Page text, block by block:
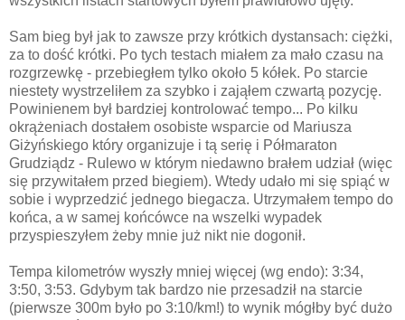
Sam bieg był jak to zawsze przy krótkich dystansach: ciężki,
za to dość krótki. Po tych testach miałem za mało czasu na
rozgrzewkę - przebiegłem tylko około 5 kółek. Po starcie
niestety wystrzeliłem za szybko i zająłem czwartą pozycję.
Powinienem był bardziej kontrolować tempo... Po kilku
okrążeniach dostałem osobiste wsparcie od Mariusza
Giżyńskiego który organizuje i tą serię i Półmaraton
Grudziądz - Rulewo w którym niedawno brałem udział (więc
się przywitałem przed biegiem). Wtedy udało mi się spiąć w
sobie i wyprzedzić jednego biegacza. Utrzymałem tempo do
końca, a w samej końcówce na wszelki wypadek
przyspieszyłem żeby mnie już nikt nie dogonił.
Tempa kilometrów wyszły mniej więcej (wg endo): 3:34,
3:50, 3:53. Gdybym tak bardzo nie przesadził na starcie
(pierwsze 300m było po 3:10/km!) to wynik mógłby być dużo